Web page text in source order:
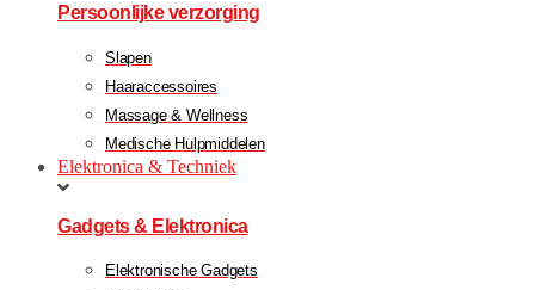
Persoonlijke verzorging
Slapen
Haaraccessoires
Massage & Wellness
Medische Hulpmiddelen
Elektronica & Techniek
Gadgets & Elektronica
Elektronische Gadgets